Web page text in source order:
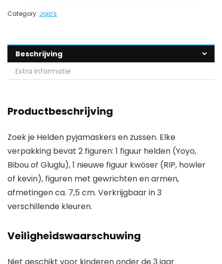
Category: Jojo’s
Beschrijving
Extra informatie
Productbeschrijving
Zoek je Helden pyjamaskers en zussen. Elke
verpakking bevat 2 figuren: 1 figuur helden (Yoyo,
Bibou of Gluglu), 1 nieuwe figuur kwöser (RIP, howler
of kevin), figuren met gewrichten en armen,
afmetingen ca. 7,5 cm. Verkrijgbaar in 3
verschillende kleuren.
Veiligheidswaarschuwing